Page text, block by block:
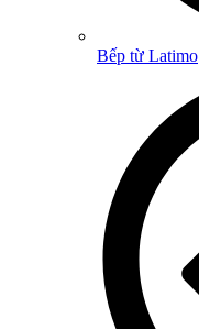
Bếp từ Latimo